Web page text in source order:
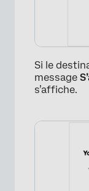
Si le
message
s’affiche.